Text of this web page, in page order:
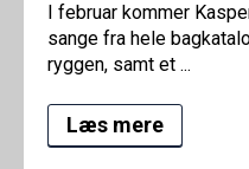
I februar kommer
sange fra hele
ryggen, samt et ...
Læs mere